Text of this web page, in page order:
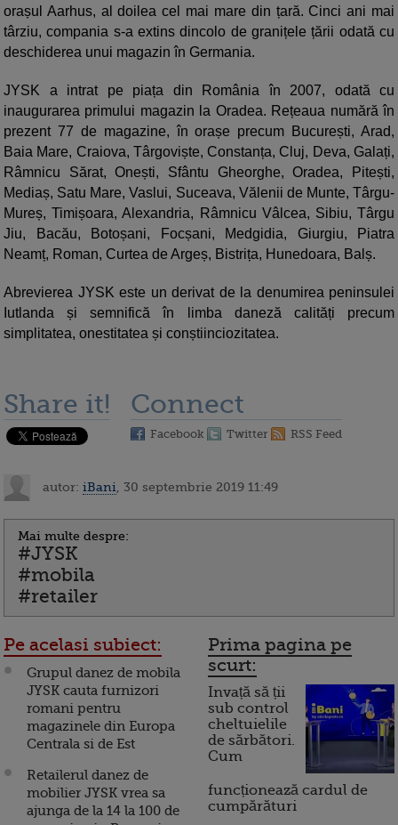
orașul Aarhus, al doilea cel mai mare din țară. Cinci ani mai
târziu, compania s-a extins dincolo de granițele țării odată cu
deschiderea unui magazin în Germania.
JYSK a intrat pe piața din România în 2007, odată cu
inaugurarea primului magazin la Oradea. Rețeaua numără în
prezent 77 de magazine, în orașe precum București, Arad,
Baia Mare, Craiova, Târgoviște, Constanța, Cluj, Deva, Galați,
Râmnicu Sărat, Onești, Sfântu Gheorghe, Oradea, Pitești,
Mediaș, Satu Mare, Vaslui, Suceava, Vălenii de Munte, Târgu-
Mureș, Timișoara, Alexandria, Râmnicu Vâlcea, Sibiu, Târgu
Jiu, Bacău, Botoșani, Focșani, Medgidia, Giurgiu, Piatra
Neamț, Roman, Curtea de Argeș, Bistrița, Hunedoara, Balș.
Abrevierea JYSK este un derivat de la denumirea peninsulei
Iutlanda și semnifică în limba daneză calități precum
simplitatea, onestitatea și conștiinciozitatea.
Share it! Connect
Facebook Twitter RSS Feed
autor: iBani , 30 septembrie 2019 11:49
Mai multe despre:
#JYSK
#mobila
#retailer
Pe acelasi subiect:
Grupul danez de mobila
JYSK cauta furnizori
romani pentru
magazinele din Europa
Centrala si de Est
Retailerul danez de
mobilier JYSK vrea sa
ajunga de la 14 la 100 de
Prima pagina pe
scurt:
Invață să ții
sub control
cheltuielile
de sărbători.
Cum
funcționează cardul de
cumpărături